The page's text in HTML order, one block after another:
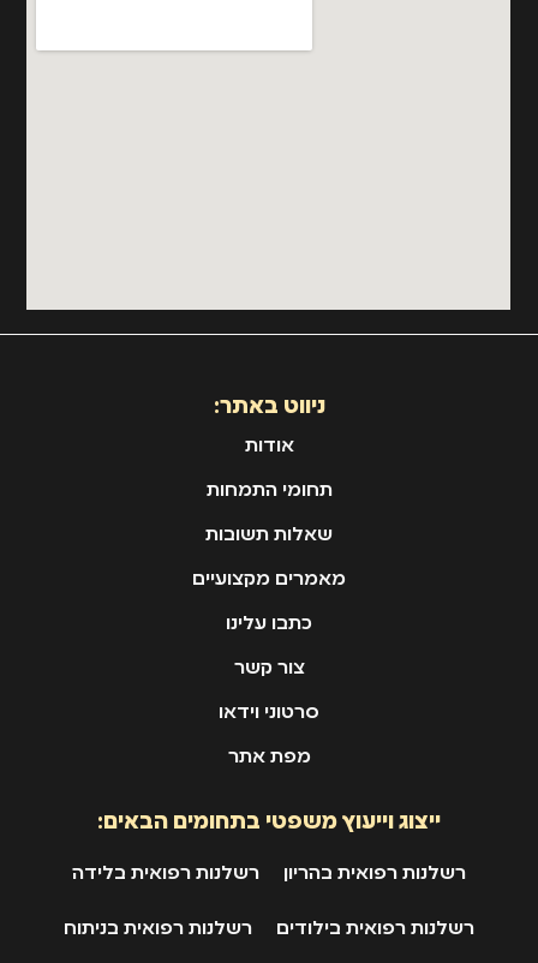
ניווט באתר:
אודות
תחומי התמחות
שאלות תשובות
מאמרים מקצועיים
כתבו עלינו
צור קשר
סרטוני וידאו
מפת אתר
ייצוג וייעוץ משפטי בתחומים הבאים:
רשלנות רפואית בהריון רשלנות רפואית בלידה
רשלנות רפואית בילודים רשלנות רפואית בניתוח